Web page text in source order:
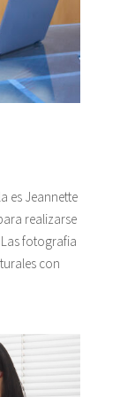
realizarse
fotografia
con